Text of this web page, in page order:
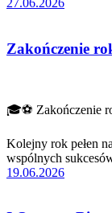
27.06.2026
Zakończenie
🎓⚽ Zakończenie
Kolejny rok pełen
wspólnych
19.06.2026